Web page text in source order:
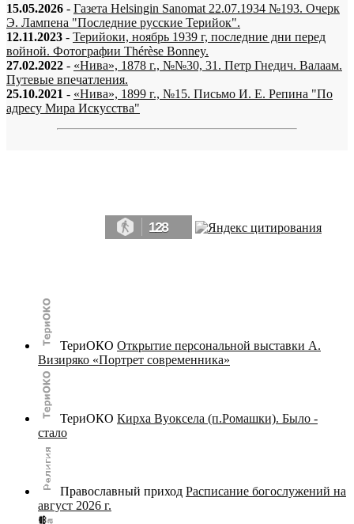
15.05.2026 - Газета Helsingin Sanomat 22.07.1934 №193. Очерк
Э. Лампена "Последние русские Терийок".
12.11.2023 - Терийоки, ноябрь 1939 г, последние дни перед
войной. Фотографии Thérèse Bonney.
27.02.2022 - «Нива», 1878 г., №№30, 31. Петр Гнедич. Валаам.
Путевые впечатления.
25.10.2021 - «Нива», 1899 г., №15. Письмо И. Е. Репина "По
адресу Мира Искусства"
128
ТериОКО Открытие персональной выставки А.
Визиряко «Портрет современника»
ТериОКО Кирха Вуоксела (п.Ромашки). Было -
стало
Православный приход Расписание богослужений на
август 2026 г.